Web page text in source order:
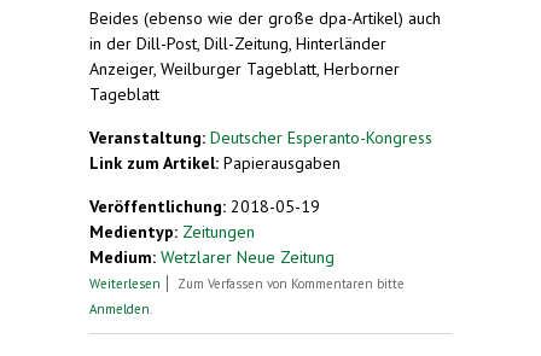
Beides (ebenso wie der große dpa-Artikel) auch
in der Dill-Post, Dill-Zeitung, Hinterländer
Anzeiger, Weilburger Tageblatt, Herborner
Tageblatt
Veranstaltung: Deutscher Esperanto-Kongress
Link zum Artikel: Papierausgaben
Veröffentlichung: 2018-05-19
Medientyp: Zeitungen
Medium: Wetzlarer Neue Zeitung
Weiterlesen über Kunstsprache: Zoja und Ralf Haumer zeigen
Zum Verfassen von Kommentaren bitte
Anmelden